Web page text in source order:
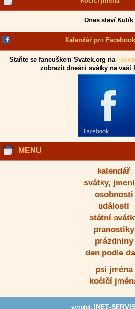
Dnes slaví Kulík
Kalendář pro Facebook
Staňte se fanouškem Svatek.org na
zobrazit dnešní svátky na vaší
MENU
kalendář
svátky,
osobnosti
události
státní
pranostiky
prázdniny
den podle
psí jména
kočičí
vyrobil: INET-